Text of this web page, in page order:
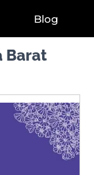
Blog
Barat